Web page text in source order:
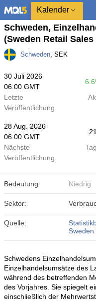
Kalender
Schweden,
(Sweden Retail Sales
Schweden, SEK
30 Juli 2026
06:00 GMT
Letzte
Veröffentlichung
28 Aug. 2026
06:00 GMT
21
Nächste
Veröffentlichung
Bedeutung Niedrig
Sektor:
Quelle:
Sweden
Schwedens
Einzelhandelsumsätze des
während des betreffenden
des Vorjahres. Sie spiegelt
einschließlich der